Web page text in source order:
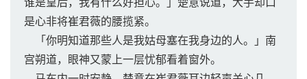
是心非将崔君薇的腰揽紧。
「你明知道那些人是我姑母塞在我身边的人。」南
宫朔道，眼神又蒙上一层忧郁看着窗外。